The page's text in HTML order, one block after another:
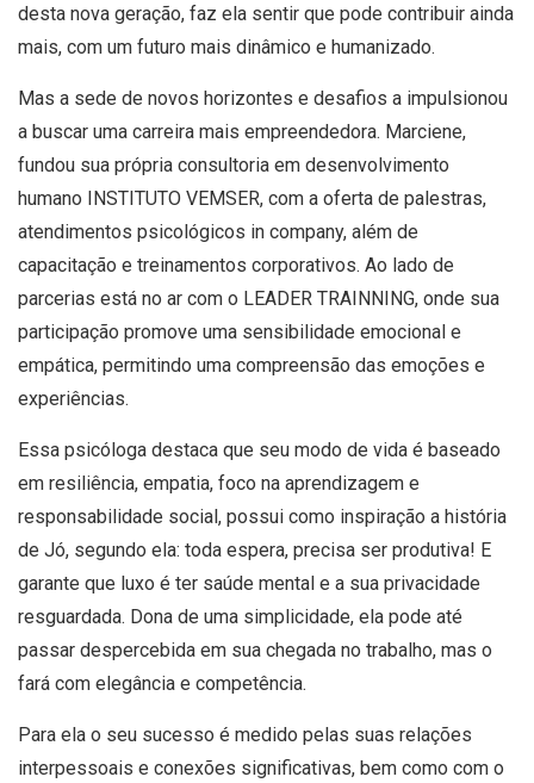
desta nova geração, faz ela sentir que pode contribuir ainda
mais, com um futuro mais dinâmico e humanizado.
Mas a sede de novos horizontes e desafios a impulsionou
a buscar uma carreira mais empreendedora. Marciene,
fundou sua própria consultoria em desenvolvimento
humano INSTITUTO VEMSER, com a oferta de palestras,
atendimentos psicológicos in company, além de
capacitação e treinamentos corporativos. Ao lado de
parcerias está no ar com o LEADER TRAINNING, onde sua
participação promove uma sensibilidade emocional e
empática, permitindo uma compreensão das emoções e
experiências.
Essa psicóloga destaca que seu modo de vida é baseado
em resiliência, empatia, foco na aprendizagem e
responsabilidade social, possui como inspiração a história
de Jó, segundo ela: toda espera, precisa ser produtiva! E
garante que luxo é ter saúde mental e a sua privacidade
resguardada. Dona de uma simplicidade, ela pode até
passar despercebida em sua chegada no trabalho, mas o
fará com elegância e competência.
Para ela o seu sucesso é medido pelas suas relações
interpessoais e conexões significativas, bem como com o